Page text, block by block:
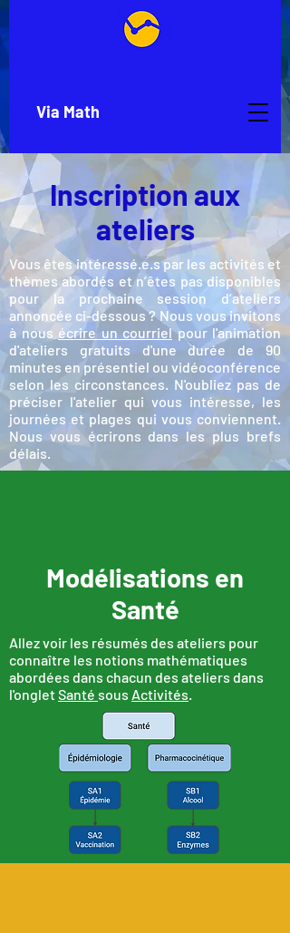
Via Math
Inscription aux
ateliers
Vous êtes intéressé.e.s par les activités et
thèmes abordés et n’êtes pas disponibles
pour la prochaine session d’ateliers
annoncée ci-dessous ? Nous vous invitons
à nous écrire un courrielpour l'animation
d'ateliers gratuits d'une durée de 90
minutes en présentiel ou vidéoconférence
selon les circonstances. N'oubliez pas de
préciser l'atelier qui vous intéresse, les
journées et plages qui vous conviennent.
Nous vous écrirons dans les plus brefs
délais.
Modélisations en
Santé
Allez voir les résumés des ateliers pour
connaître les notions mathématiques
abordées dans chacun des ateliers dans
l'ongletSanté sous Activités.